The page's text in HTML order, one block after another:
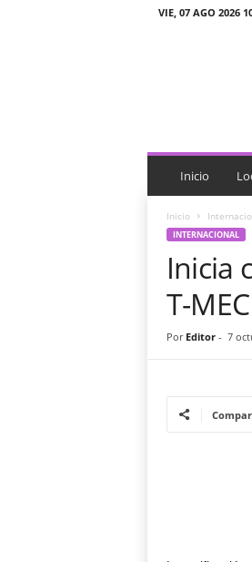
VIE, 07 AGO 2026
c
a
Inicio
Inicio
INTERNACIONAL
Inicia
T-MEC
Por Editor- 7